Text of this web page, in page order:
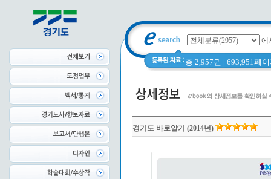
에
총 2,957권 | 693,951페
경기도 바로알기 (2014년)